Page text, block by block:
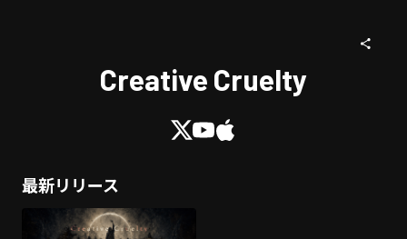
Creative Cruelty
最新リリース